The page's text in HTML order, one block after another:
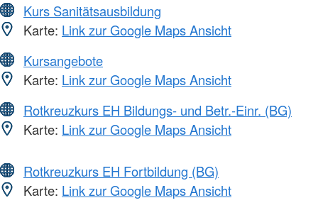
Kurs Sanitätsausbildung
Karte: Link zur Google Maps Ansicht
Kursangebote
Karte: Link zur Google Maps Ansicht
Rotkreuzkurs EH Bildungs- und Betr.-Einr. (BG)
Karte: Link zur Google Maps Ansicht
Rotkreuzkurs EH Fortbildung (BG)
Karte: Link zur Google Maps Ansicht